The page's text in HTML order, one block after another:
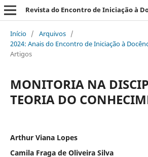
Revista do Encontro de Iniciação à
Início / Arquivos /
2024: Anais do Encontro de Iniciação à
Artigos
MONITORIA NA
TEORIA DO
Arthur Viana Lopes
Camila Fraga de Oliveira Silva